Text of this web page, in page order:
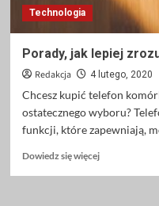
Technologia
Porady, jak lepiej
Redakcja 4 lutego, 2020
Chcesz kupić telefon
ostatecznego wyboru?
funkcji, które zapewniają,
Dowiedz się więcejDowiedz